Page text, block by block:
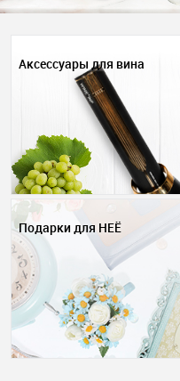
Аксессуары для вина
Подарки для НЕЁ